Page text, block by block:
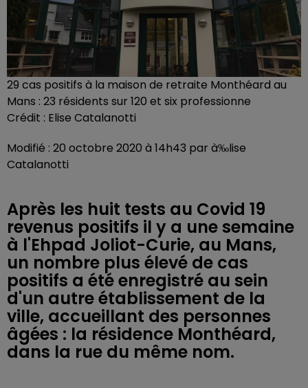
29 cas positifs à la maison de retraite Monthéard au
Mans : 23 résidents sur 120 et six professionne
Crédit : Elise Catalanotti
Modifié : 20 octobre 2020 à 14h43 par à‰lise
Catalanotti
Après les huit tests au Covid 19
revenus positifs il y a une semaine
à l'Ehpad Joliot-Curie, au Mans,
un nombre plus élevé de cas
positifs a été enregistré au sein
d'un autre établissement de la
ville, accueillant des personnes
âgées : la résidence Monthéard,
dans la rue du même nom.